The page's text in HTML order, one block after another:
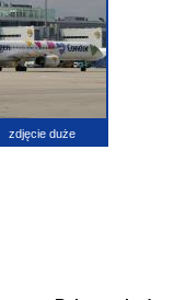
zdjęcie duże